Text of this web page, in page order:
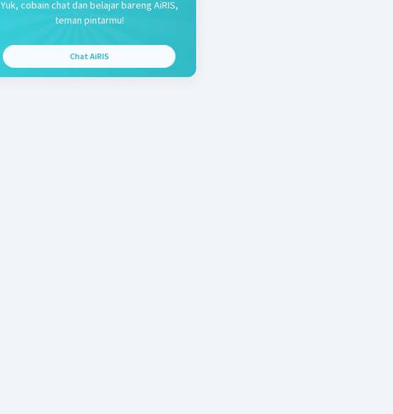
Yuk, cobain chat dan belajar bareng AiRIS,
teman pintarmu!
Chat AiRIS